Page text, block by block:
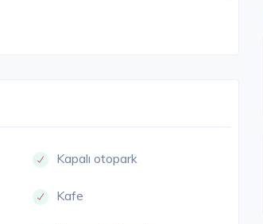
Kapalı otopark
Kafe